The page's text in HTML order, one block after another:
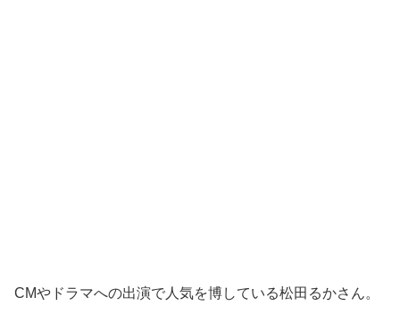
CMやドラマへの出演で人気を博している松田るかさん。